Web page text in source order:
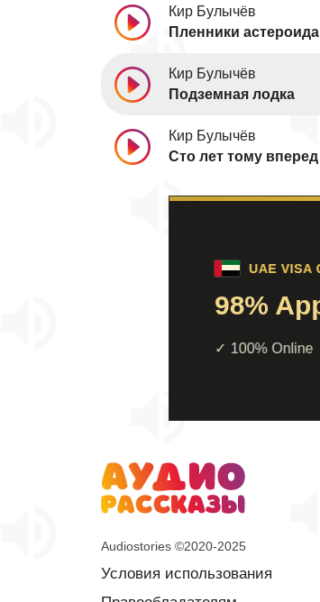
Кир Булычёв
Пленники астероида
Кир Булычёв
Подземная лодка
Кир Булычёв
Сто лет тому вперед
Audiostories ©2020-2025
Условия использования